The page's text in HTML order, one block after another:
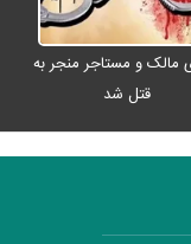
مالک و مستاجر منجر به
قتل شد